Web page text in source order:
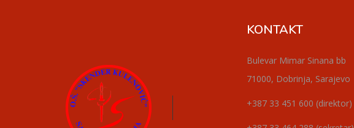
KONTAKT
Bulevar Mimar Sinana bb
71000, Dobrinja, Sarajevo
+387 33 451 600 (direktor)